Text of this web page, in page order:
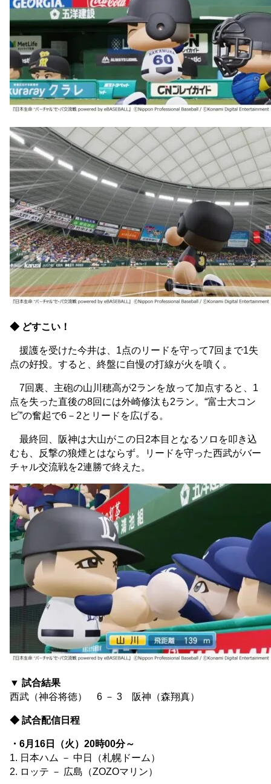
◆ どすこい！
援護を受けた今井は、1点のリードを守って7回まで1失
点の好投。すると、終盤に自慢の打線が火を噴く。
7回裏、主砲の山川穂高が2ランを放って加点すると、1
点を失った直後の8回には外崎修汰も2ラン。“富士大コン
ビ”の奮起で6－2とリードを広げる。
最終回、阪神は大山がこの日2本目となるソロを叩き込
むも、反撃の狼煙とはならず。リードを守った西武がバー
チャル交流戦を2連勝で終えた。
▼ 試合結果
西武（神谷将徳） 6 － 3 阪神（森翔真）
◆ 試合配信日程
・6月16日（火）20時00分～
1. 日本ハム － 中日（札幌ドーム）
2. ロッテ － 広島（ZOZOマリン）